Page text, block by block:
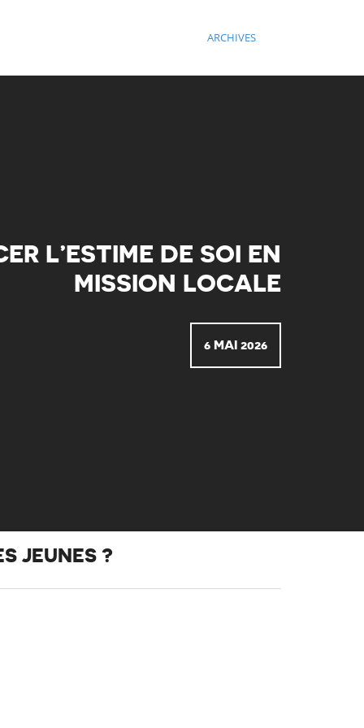
ARCHIVES
L’ESTIME DE SOI EN
MISSION LOCALE
6 MAI 2026
JEUNES ?